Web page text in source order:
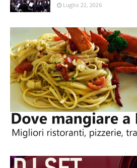
Luglio 22, 2026